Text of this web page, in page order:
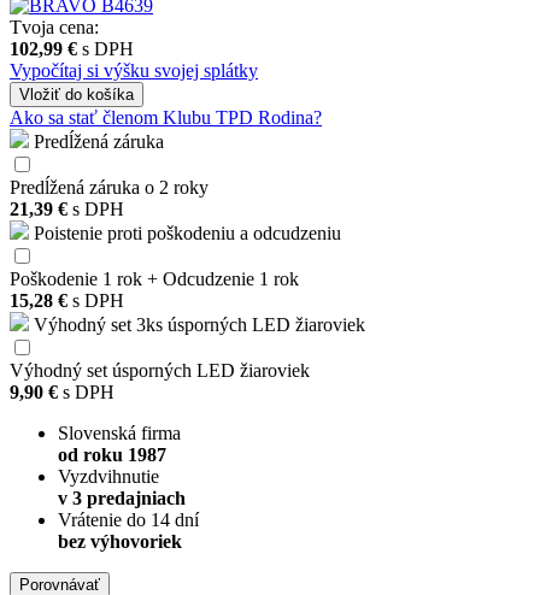
Tvoja cena:
102,99 € s DPH
Vypočítaj si výšku svojej splátky
Vložiť do košíka
Ako sa stať členom Klubu TPD Rodina?
Predĺžená záruka
Predĺžená záruka o 2 roky
21,39 € s DPH
Poistenie proti poškodeniu a odcudzeniu
Poškodenie 1 rok + Odcudzenie 1 rok
15,28 € s DPH
Výhodný set 3ks úsporných LED žiaroviek
Výhodný set úsporných LED žiaroviek
9,90 € s DPH
Slovenská firma
od roku 1987
Vyzdvihnutie
v 3 predajniach
Vrátenie do 14 dní
bez výhovoriek
Porovnávať